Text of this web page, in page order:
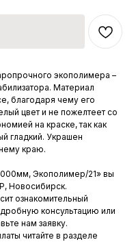
экополимера –
Материал
благодаря чему его
цвет и не пожелтеет со
на краске, так как
гладкий. Украшен
краю.
Экополимер/21» вы
Новосибирск.
ознакомительный
консультацию или
нам заявку.
читайте в разделе